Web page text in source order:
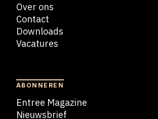
Over ons
Contact
Downloads
Vacatures
ABONNEREN
Entree Magazine
Nieuwsbrief